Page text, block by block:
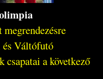
és Váltófutó
a következő